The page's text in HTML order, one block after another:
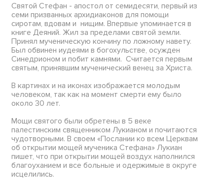
Святой Стефан - апостол от семидесяти, первый из
семи призванных архидиаконов для помощи
сиротам, вдовам и нищим. Впервые упоминается в
книге Деяний. Жил за пределами святой земли.
Принял мученическую кончину по ложному навету.
Был обвинен иудеями в богохульстве, осужден
Синедрионом и побит камнями. Считается первым
святым, принявшим мученический венец за Христа.
В картинах и на иконах изображается молодым
человеком, так как на момент смерти ему было
около 30 лет.
Мощи святого были обретены в 5 веке
палестинским священником Лукианом и почитаются
чудотворными. В своем «Послании ко всем Церквам
об открытии мощей мученика Стефана» Лукиан
пишет, что при открытии мощей воздух наполнился
благоуханием и все больные и одержимые в округе
исцелились.